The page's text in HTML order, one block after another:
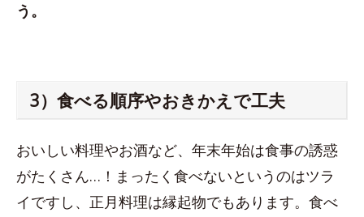
う。
3）食べる順序やおきかえで工夫
おいしい料理やお酒など、年末年始は食事の誘惑
がたくさん…！まったく食べないというのはツラ
イですし、正月料理は縁起物でもあります。食べ